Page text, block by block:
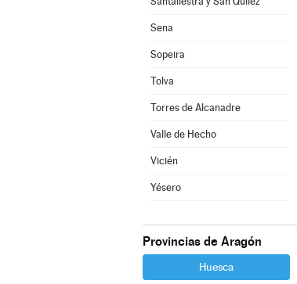
Sena
Sopeira
Tolva
Torres de Alcanadre
Valle de Hecho
Vicién
Yésero
Provincias de Aragón
Huesca